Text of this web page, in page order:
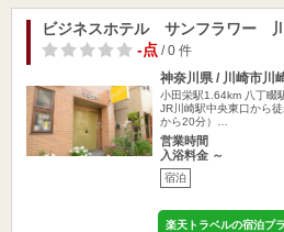
ビジネスホテル サンフラワー
-点/ 0 件
神奈川県 / 川崎市川
小田栄駅1.64km 八丁畷
JR川崎駅中央東口から
から20分）…
営業時間
入浴料金 ～
宿泊
楽天トラベルの宿泊プ